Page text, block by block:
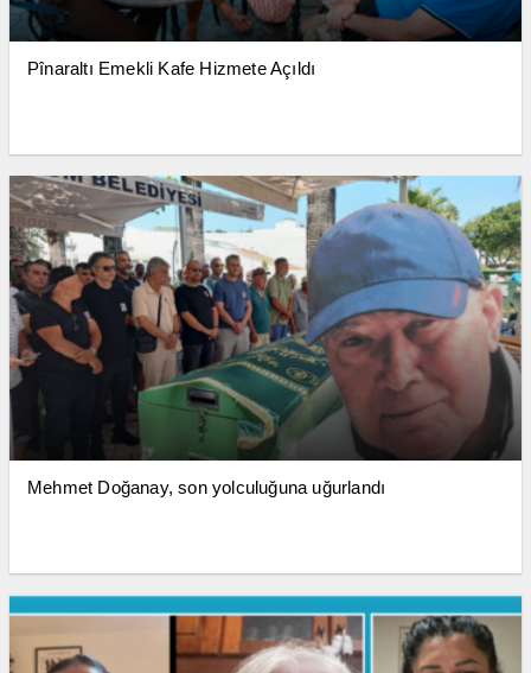
Pînaraltı Emekli Kafe Hizmete Açıldı
Mehmet Doğanay, son yolculuğuna uğurlandı